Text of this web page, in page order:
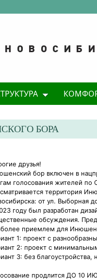
БОРА
друзья!
бор включен в
голосования жителей по
территория
от ул. Выборная
году был разработан
обсуждения.
приемлем для
1: проект с
2: проект с
3: без
продлится ДО 10